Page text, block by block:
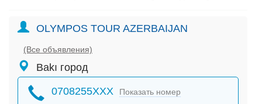
OLYMPOS TOUR AZERBAIJAN
(Все объявления)
Bakı город
0708255XXX Показать номер